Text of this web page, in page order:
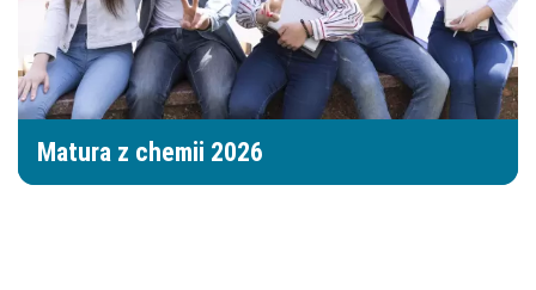
Matura z chemii 2026